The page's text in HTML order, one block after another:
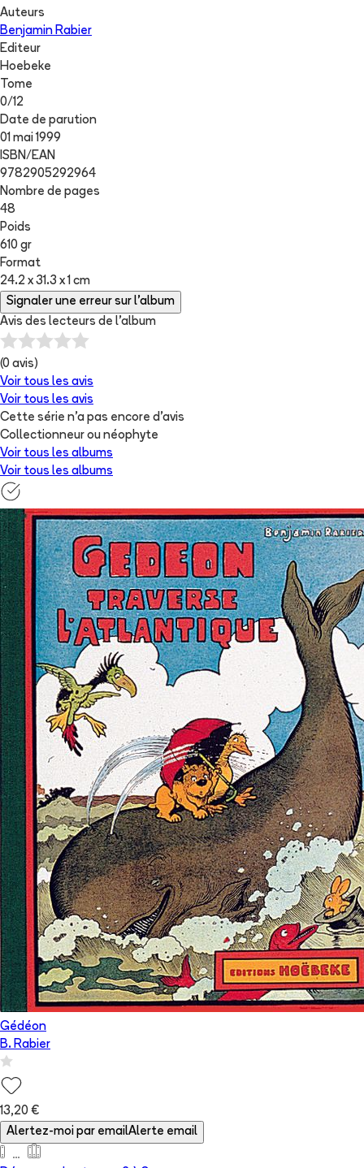
Auteurs
Benjamin Rabier
Editeur
Hoebeke
Tome
0/12
Date de parution
01 mai 1999
ISBN/EAN
9782905292964
Nombre de pages
48
Poids
610 gr
Format
24.2 x 31.3 x 1 cm
Signaler une erreur sur l'album
Avis des lecteurs de l'album
(0 avis)
Voir tous les avis
Voir tous les avis
Cette série n'a pas encore d'avis
Collectionneur ou néophyte
Voir tous les albums
Voir tous les albums
Gédéon
B. Rabier
13,20 €
Alertez-moi par emailAlerte email